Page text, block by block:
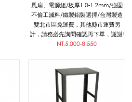
風扇、電源組/板厚1.0-1.2mm/強固
不偷工減料/鐵製鋁製選擇/台灣製造
雙北市區免運費，其他縣市運費另
計，請務必先詢問確認再下單，謝謝!
NT.5,000-8,550